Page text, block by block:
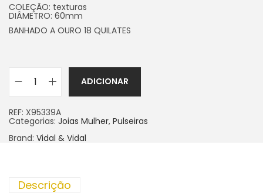
COLEÇÃO: texturas
DIÂMETRO: 60mm
BANHADO A OURO 18 QUILATES
ADICIONAR
REF: X95339A
Categorias: Joias Mulher, Pulseiras
Brand: Vidal & Vidal
Descrição